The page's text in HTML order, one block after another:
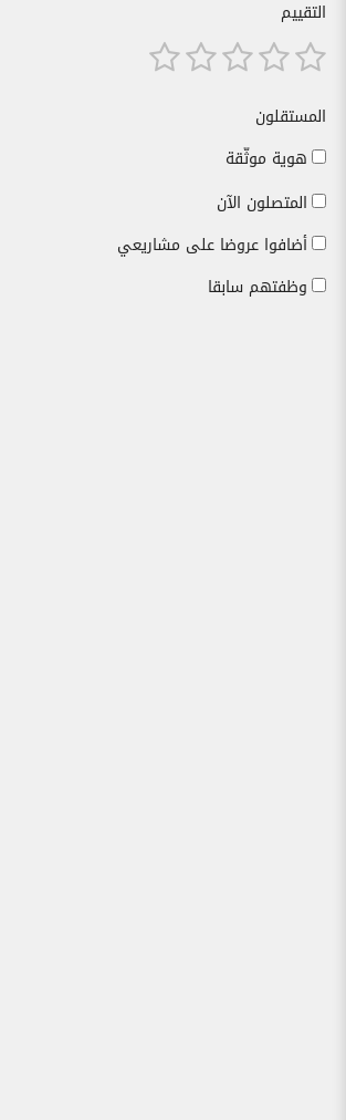
التقييم
المستقلون
هوية موثّقة
المتصلون الآن
أضافوا عروضا على مشاريعي
وظفتهم سابقا